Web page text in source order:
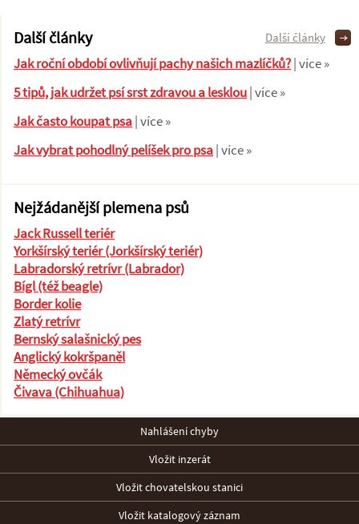
Další články
Jak roční období ovlivňují pachy našich mazlíčků?| více »
5 tipů, jak udržet psí srst zdravou a lesklou| více »
Jak často koupat psa| více »
Jak vybrat pohodlný pelíšek pro psa| více »
Další články
Nejžádanější plemena psů
Jack Russell teriér
Yorkšírský teriér (Jorkšírský teriér)
Labradorský retrívr (Labrador)
Bígl (též beagle)
Border kolie
Zlatý retrívr
Bernský salašnický pes
Anglický kokršpaněl
Německý ovčák
Čivava (Chihuahua)
Nahlášení chyby
Vložit inzerát
Vložit chovatelskou stanici
Vložit katalogový záznam